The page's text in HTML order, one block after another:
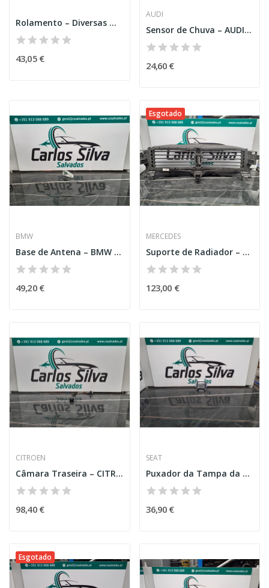
Rolamento – Diversas Marcas
43,05 €
AUDI
Sensor de Chuva – AUDI A4 (8K2, B8)
24,60 €
BMW
Base de Antena – BMW 3 TOURING (F31)
49,20 €
Esgotado
MERCEDES
Suporte de Radiador – MERCEDES-BENZ GLA-CLASS...
123,00 €
CITROEN
Câmara Traseira – CITROEN C4 CACTUS
98,40 €
SEAT
Puxador da Tampa da Mala – SEAT IBIZA V (KJ1)
36,90 €
Esgotado